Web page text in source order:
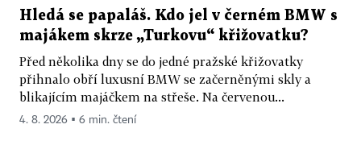
Hledá se papaláš. Kdo jel v černém BMW s
majákem skrze „Turkovu“ křižovatku?
Před několika dny se do jedné pražské křižovatky
přihnalo obří luxusní BMW se začerněnými skly a
blikajícím majáčkem na střeše. Na červenou...
4. 8. 2026 ▪ 6 min. čtení